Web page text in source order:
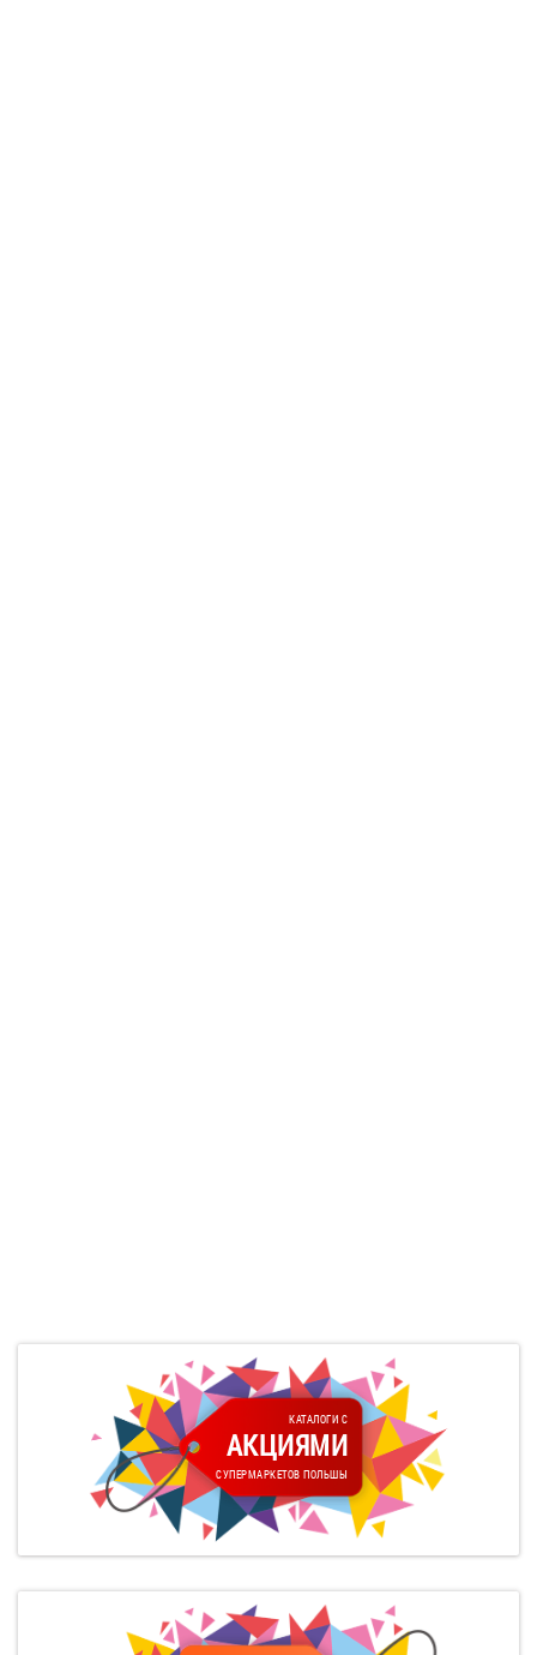
КАТАЛОГИ С
АКЦИЯМИ
СУПЕРМАРКЕТОВ ПОЛЬШЫ